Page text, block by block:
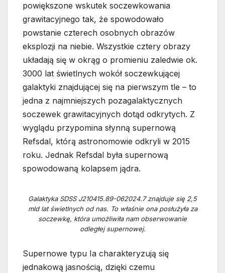
powiększone wskutek soczewkowania
grawitacyjnego tak, że spowodowało
powstanie czterech osobnych obrazów
eksplozji na niebie. Wszystkie cztery obrazy
układają się w okrąg o promieniu zaledwie ok.
3000 lat świetlnych wokół soczewkującej
galaktyki znajdującej się na pierwszym tle – to
jedna z najmniejszych pozagalaktycznych
soczewek grawitacyjnych dotąd odkrytych. Z
wyglądu przypomina słynną supernową
Refsdal, którą astronomowie odkryli w 2015
roku. Jednak Refsdal była supernową
spowodowaną kolapsem jądra.
Galaktyka SDSS J210415.89-062024.7 znajduje się 2,5
mld lat świetlnych od nas. To właśnie ona posłużyła za
soczewkę, która umożliwiła nam obserwowanie
odległej supernowej.
Supernowe typu Ia charakteryzują się
jednakową jasnością, dzięki czemu